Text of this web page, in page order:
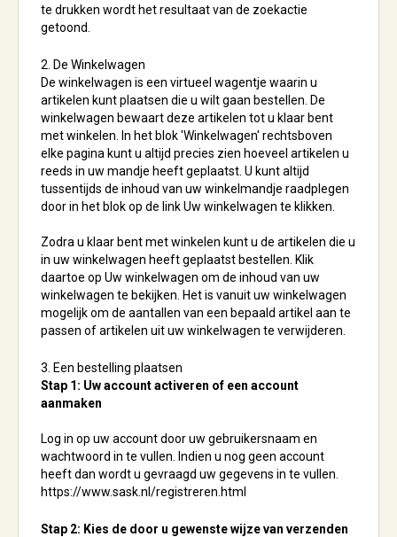
te drukken wordt het resultaat van de zoekactie
getoond.
2. De Winkelwagen
De winkelwagen is een virtueel wagentje waarin u
artikelen kunt plaatsen die u wilt gaan bestellen. De
winkelwagen bewaart deze artikelen tot u klaar bent
met winkelen. In het blok 'Winkelwagen' rechtsboven
elke pagina kunt u altijd precies zien hoeveel artikelen u
reeds in uw mandje heeft geplaatst. U kunt altijd
tussentijds de inhoud van uw winkelmandje raadplegen
door in het blok op de link Uw winkelwagen te klikken.
Zodra u klaar bent met winkelen kunt u de artikelen die u
in uw winkelwagen heeft geplaatst bestellen. Klik
daartoe op Uw winkelwagen om de inhoud van uw
winkelwagen te bekijken. Het is vanuit uw winkelwagen
mogelijk om de aantallen van een bepaald artikel aan te
passen of artikelen uit uw winkelwagen te verwijderen.
3. Een bestelling plaatsen
Stap 1: Uw account activeren of een account
aanmaken
Log in op uw account door uw gebruikersnaam en
wachtwoord in te vullen. Indien u nog geen account
heeft dan wordt u gevraagd uw gegevens in te vullen.
https://www.sask.nl/registreren.html
Stap 2: Kies de door u gewenste wijze van verzenden